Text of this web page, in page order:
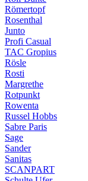
Römertopf
Rosenthal
Junto
Profi Casual
TAC Gropius
Rösle
Rosti
Margrethe
Rotpunkt
Rowenta
Russel Hobbs
Sabre Paris
Sage
Sander
Sanitas
SCANPART